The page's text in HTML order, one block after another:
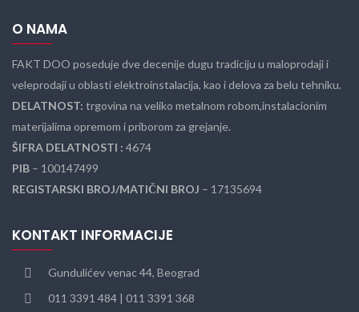
O NAMA
FAKT DOO poseduje dve decenije dugu tradiciju u maloprodaji i
veleprodaji u oblasti elektroinstalacija, kao i delova za belu tehniku.
DELATNOST: trgovina na veliko metalnom robom,instalacionim
materijalima opremom i priborom za grejanje.
ŠIFRA DELATNOSTI : 4674
PIB – 100147499
REGISTARSKI BROJ/MATIČNI BROJ – 17135694
KONTAKT INFORMACIJE
Gundulićev venac 44, Beograd
011 3391 484 | 011 3391 368